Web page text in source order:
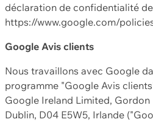
déclaration de confidentialité
https://www.google.com/
Google Avis clients
Nous travaillons avec Google
programme "Google Avis
Google Ireland Limited, Gordon
Dublin, D04 E5W5, Irlande